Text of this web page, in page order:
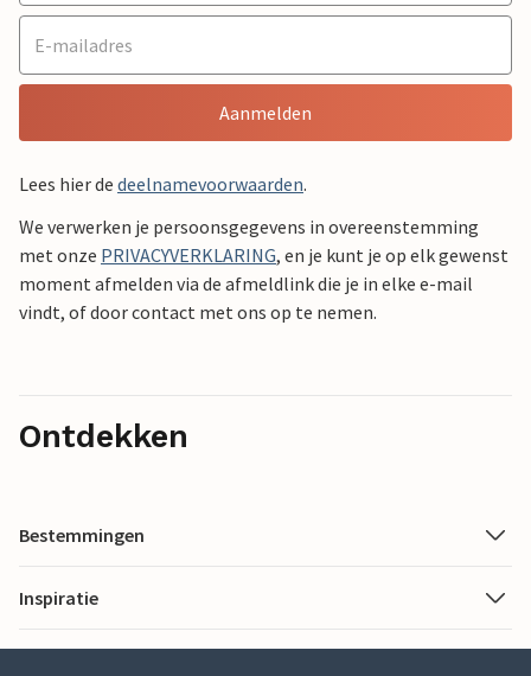
Aanmelden
Lees hier de deelnamevoorwaarden.
We verwerken je persoonsgegevens in overeenstemming
met onze PRIVACYVERKLARING, en je kunt je op elk gewenst
moment afmelden via de afmeldlink die je in elke e-mail
vindt, of door contact met ons op te nemen.
Ontdekken
Bestemmingen
Inspiratie